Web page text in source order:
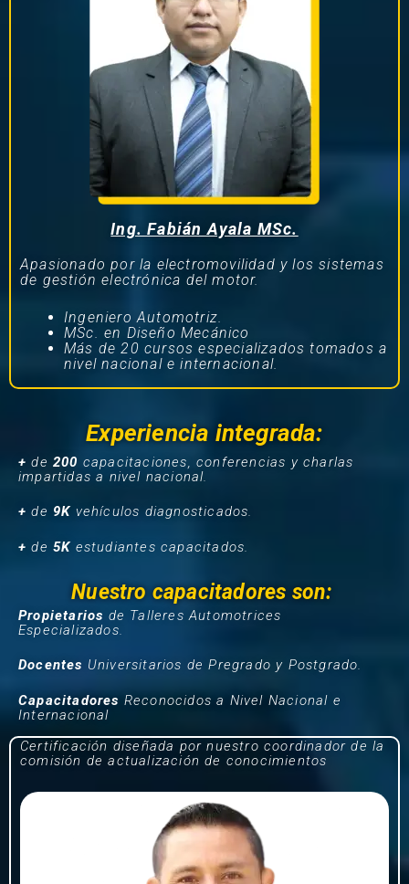
Ing. Fabián Ayala MSc.
Apasionado por la electromovilidad y los sistemas
de gestión electrónica del motor.
Ingeniero Automotriz.
MSc. en Diseño Mecánico
Más de 20 cursos especializados tomados a
nivel nacional e internacional.
Experiencia integrada:
+ de200 capacitaciones, conferencias y charlas
impartidas a nivel nacional.
+ de 9Kvehículos diagnosticados.
+ de5K estudiantes capacitados.
Nuestro capacitadores son:
Propietarios de Talleres Automotrices
Especializados.
Docentes Universitarios de Pregrado y Postgrado.
Capacitadores Reconocidos a Nivel Nacional e
Internacional
Certificación diseñada por nuestro coordinador de la
comisión de actualización de conocimientos